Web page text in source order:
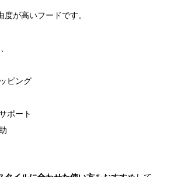
が高いフードです。
ピング
ポート